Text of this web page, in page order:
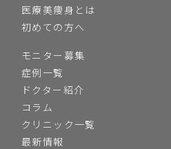
医療美痩身とは
初めての方へ
モニター募集
症例一覧
ドクター紹介
コラム
クリニック一覧
最新情報